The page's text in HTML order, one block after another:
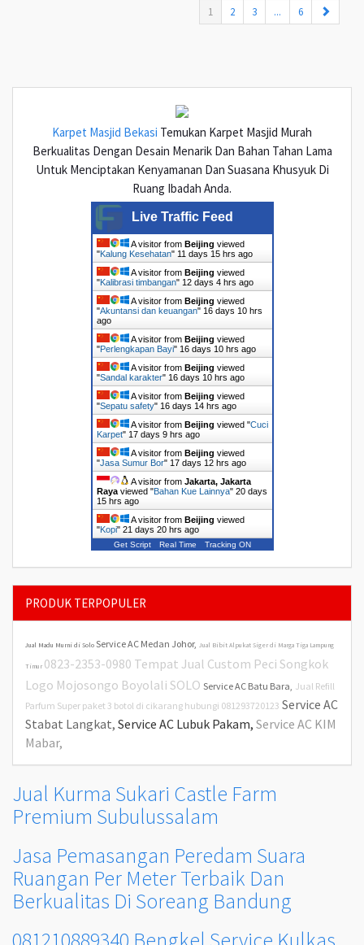
1 (current)
2 3 ... 6
Karpet Masjid Bekasi Temukan Karpet Masjid Murah
Berkualitas Dengan Desain Menarik Dan Bahan Tahan Lama
Untuk Menciptakan Kenyamanan Dan Suasana Khusyuk Di
Ruang Ibadah Anda.
Live Traffic Feed
A visitor from Beijing viewed
"Kalung Kesehatan" 11 days 15 hrs ago
A visitor from Beijing viewed
"Kalibrasi timbangan" 12 days 4 hrs ago
A visitor from Beijing viewed
"Akuntansi dan keuangan" 16 days 10 hrs
ago
A visitor from Beijing viewed
"Perlengkapan Bayi" 16 days 10 hrs ago
A visitor from Beijing viewed
"Sandal karakter" 16 days 10 hrs ago
A visitor from Beijing viewed
"Sepatu safety" 16 days 14 hrs ago
A visitor from Beijing viewed "Cuci
Karpet" 17 days 9 hrs ago
A visitor from Beijing viewed
"Jasa Sumur Bor" 17 days 12 hrs ago
A visitor from Jakarta, Jakarta
Rayaviewed "Bahan Kue Lainnya" 20 days
15 hrs ago
A visitor from Beijing viewed
"Kopi" 21 days 20 hrs ago
Get Script Real Time Tracking ON
PRODUK TERPOPULER
Jual Madu Murni di Solo Service AC Medan Johor, Jual Bibit Alpukat Siger di Marga Tiga Lampung
Timur 0823-2353-0980 Tempat Jual Custom Peci Songkok
Logo Mojosongo Boyolali SOLO Service AC Batu Bara, Jual Refill
Parfum Super paket 3 botol di cikarang hubungi 081293720123 Service AC
Stabat Langkat, Service AC Lubuk Pakam, Service AC KIM
Mabar,
Jual Kurma Sukari Castle Farm
Premium Subulussalam
Jasa Pemasangan Peredam Suara
Ruangan Per Meter Terbaik Dan
Berkualitas Di Soreang Bandung